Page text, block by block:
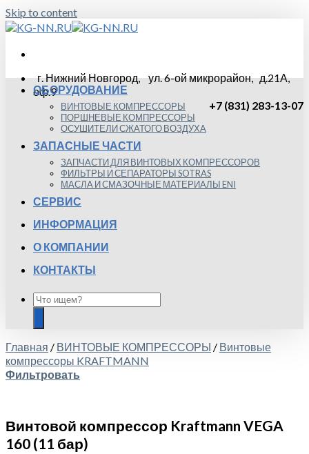
Skip to content
г. Нижний Новгород, ул. 6-ой микрорайон, д.21А,
оф.9
+7 (831) 283-13-07
ОБОРУДОВАНИЕ
ВИНТОВЫЕ КОМПРЕССОРЫ
ПОРШНЕВЫЕ КОМПРЕССОРЫ
ОСУШИТЕЛИ СЖАТОГО ВОЗДУХА
ЗАПАСНЫЕ ЧАСТИ
ЗАПЧАСТИ ДЛЯ ВИНТОВЫХ КОМПРЕССОРОВ
ФИЛЬТРЫ И СЕПАРАТОРЫ SOTRAS
МАСЛА И СМАЗОЧНЫЕ МАТЕРИАЛЫ ENI
СЕРВИС
ИНФОРМАЦИЯ
О КОМПАНИИ
КОНТАКТЫ
Главная / ВИНТОВЫЕ КОМПРЕССОРЫ / Винтовые
компрессоры KRAFTMANN
Фильтровать
Винтовой компрессор Kraftmann VEGA
160 (11 бар)